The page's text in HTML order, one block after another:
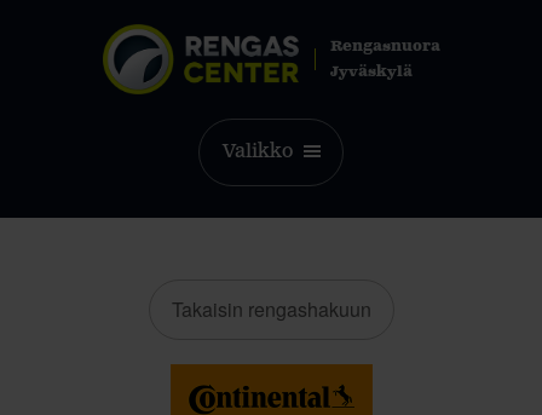
Rengasnuora
Jyväskylä
Valikko
Takaisin rengashakuun